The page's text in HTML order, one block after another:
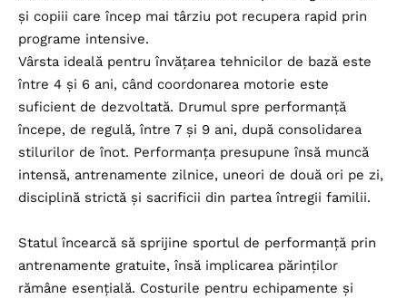
și copiii care încep mai târziu pot recupera rapid prin
programe intensive.
Vârsta ideală pentru învățarea tehnicilor de bază este
între 4 și 6 ani, când coordonarea motorie este
suficient de dezvoltată. Drumul spre performanță
începe, de regulă, între 7 și 9 ani, după consolidarea
stilurilor de înot. Performanța presupune însă muncă
intensă, antrenamente zilnice, uneori de două ori pe zi,
disciplină strictă și sacrificii din partea întregii familii.
Statul încearcă să sprijine sportul de performanță prin
antrenamente gratuite, însă implicarea părinților
rămâne esențială. Costurile pentru echipamente și